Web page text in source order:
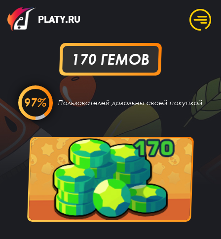
PLATY.RU
170 ГЕМОВ
97% Пользователей довольны своей покупкой